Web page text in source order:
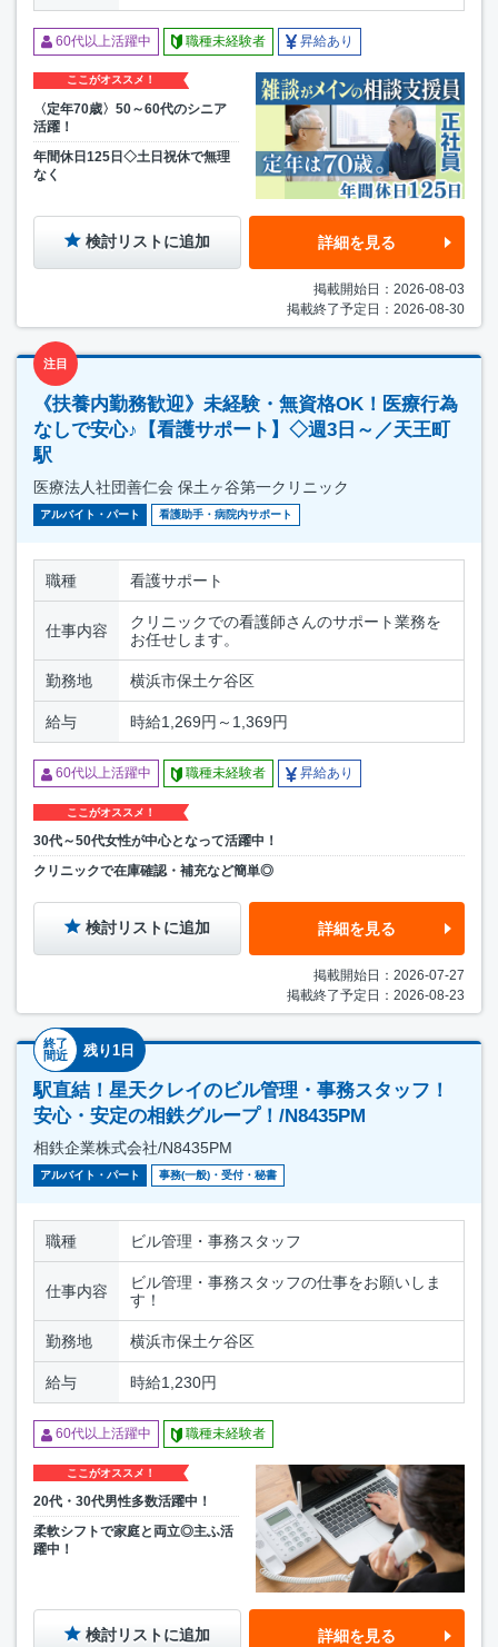
60代以上活躍中 職種未経験者 昇給あり
ここがオススメ！
〈定年70歳〉50～60代のシニア
活躍！
年間休日125日◇土日祝休で無理
なく
検討リストに追加 詳細を見る
掲載開始日：2026-08-03
掲載終了予定日：2026-08-30
注目
《扶養内勤務歓迎》未経験・無資格OK！医療行為
なしで安心♪【看護サポート】◇週3日～／天王町
駅
医療法人社団善仁会 保土ヶ谷第一クリニック
アルバイト・パート 看護助手・病院内サポート
職種 看護サポート
仕事内容
クリニックでの看護師さんのサポート業務を
お任せします。
勤務地 横浜市保土ケ谷区
給与 時給1,269円～1,369円
60代以上活躍中 職種未経験者 昇給あり
ここがオススメ！
30代～50代女性が中心となって活躍中！
クリニックで在庫確認・補充など簡単◎
検討リストに追加 詳細を見る
掲載開始日：2026-07-27
掲載終了予定日：2026-08-23
終了
間近
残り1日
駅直結！星天クレイのビル管理・事務スタッフ！
安心・安定の相鉄グループ！/N8435PM
相鉄企業株式会社/N8435PM
アルバイト・パート 事務(一般)・受付・秘書
職種 ビル管理・事務スタッフ
仕事内容
ビル管理・事務スタッフの仕事をお願いしま
す！
勤務地 横浜市保土ケ谷区
給与 時給1,230円
60代以上活躍中 職種未経験者
ここがオススメ！
20代・30代男性多数活躍中！
柔軟シフトで家庭と両立◎主ふ活
躍中！
検討リストに追加 詳細を見る